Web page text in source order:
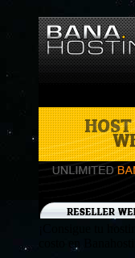
¡Consigue tu
costo en